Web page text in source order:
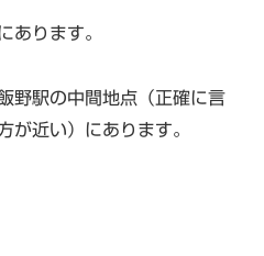
あります。
野駅の中間地点（正確に言
が近い）にあります。